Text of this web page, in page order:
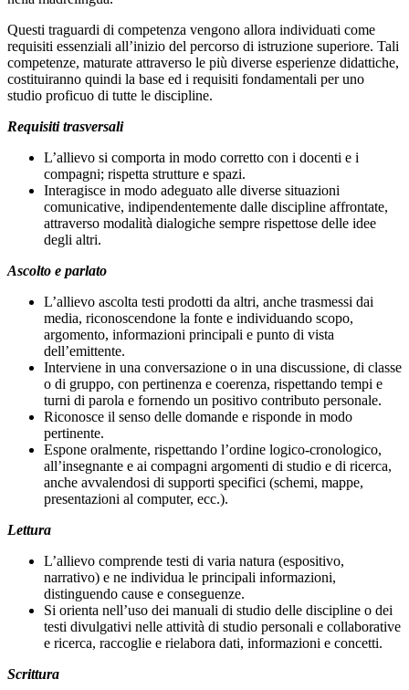
Questi traguardi di competenza vengono allora individuati come
requisiti essenziali all’inizio del percorso di istruzione superiore. Tali
competenze, maturate attraverso le più diverse esperienze didattiche,
costituiranno quindi la base ed i requisiti fondamentali per uno
studio proficuo di tutte le discipline.
Requisiti trasversali
L’allievo si comporta in modo corretto con i docenti e i
compagni; rispetta strutture e spazi.
Interagisce in modo adeguato alle diverse situazioni
comunicative, indipendentemente dalle discipline affrontate,
attraverso modalità dialogiche sempre rispettose delle idee
degli altri.
Ascolto e parlato
L’allievo ascolta testi prodotti da altri, anche trasmessi dai
media, riconoscendone la fonte e individuando scopo,
argomento, informazioni principali e punto di vista
dell’emittente.
Interviene in una conversazione o in una discussione, di classe
o di gruppo, con pertinenza e coerenza, rispettando tempi e
turni di parola e fornendo un positivo contributo personale.
Riconosce il senso delle domande e risponde in modo
pertinente.
Espone oralmente, rispettando l’ordine logico-cronologico,
all’insegnante e ai compagni argomenti di studio e di ricerca,
anche avvalendosi di supporti specifici (schemi, mappe,
presentazioni al computer, ecc.).
Lettura
L’allievo comprende testi di varia natura (espositivo,
narrativo) e ne individua le principali informazioni,
distinguendo cause e conseguenze.
Si orienta nell’uso dei manuali di studio delle discipline o dei
testi divulgativi nelle attività di studio personali e collaborative
e ricerca, raccoglie e rielabora dati, informazioni e concetti.
Scrittura